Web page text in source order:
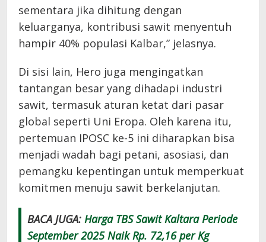
sementara jika dihitung dengan
keluarganya, kontribusi sawit menyentuh
hampir 40% populasi Kalbar,” jelasnya.
Di sisi lain, Hero juga mengingatkan
tantangan besar yang dihadapi industri
sawit, termasuk aturan ketat dari pasar
global seperti Uni Eropa. Oleh karena itu,
pertemuan IPOSC ke-5 ini diharapkan bisa
menjadi wadah bagi petani, asosiasi, dan
pemangku kepentingan untuk memperkuat
komitmen menuju sawit berkelanjutan.
BACA JUGA: Harga TBS Sawit Kaltara Periode
September 2025 Naik Rp. 72,16 per Kg